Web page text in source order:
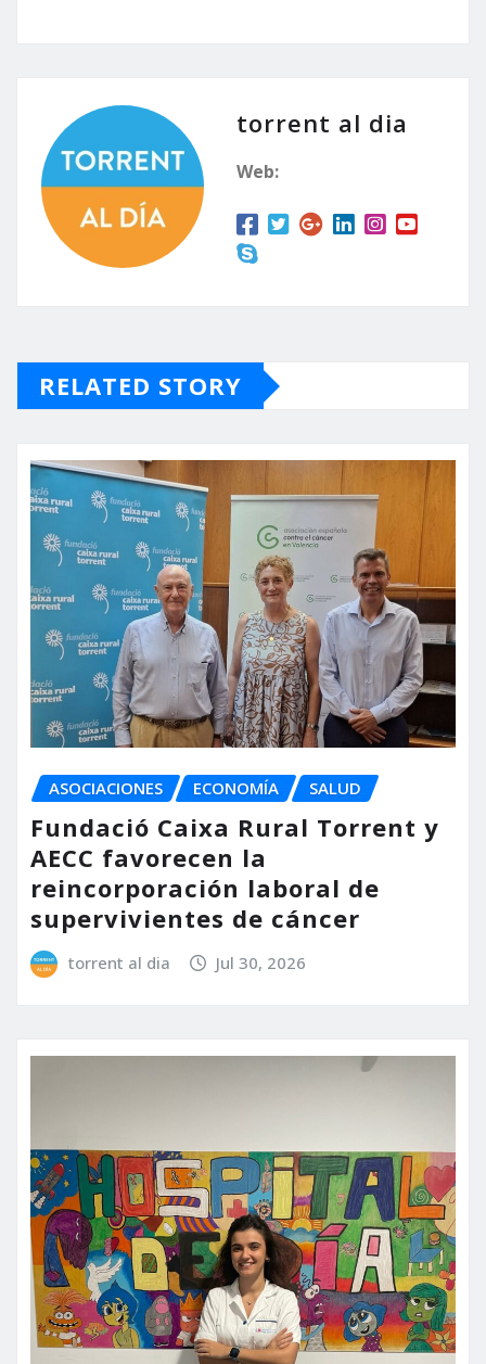
torrent al dia
Web:
RELATED STORY
ASOCIACIONES ECONOMÍA SALUD
Fundació Caixa Rural Torrent y
AECC favorecen la
reincorporación laboral de
supervivientes de cáncer
torrent al dia Jul 30, 2026